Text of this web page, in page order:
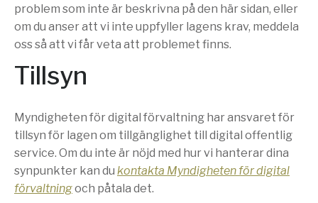
problem som inte är beskrivna på den här sidan, eller
om du anser att vi inte uppfyller lagens krav, meddela
oss så att vi får veta att problemet finns.
Tillsyn
Myndigheten för digital förvaltning har ansvaret för
tillsyn för lagen om tillgänglighet till digital offentlig
service. Om du inte är nöjd med hur vi hanterar dina
synpunkter kan du kontakta Myndigheten för digital
förvaltningoch påtala det.